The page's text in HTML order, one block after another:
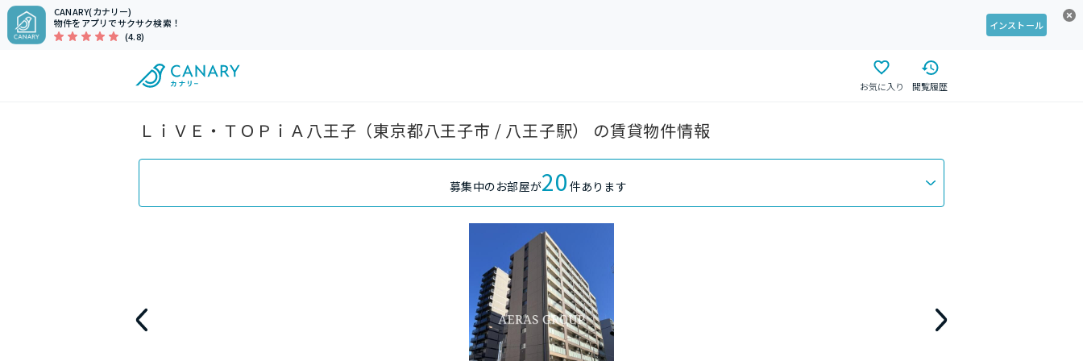
CANARY(カナリー)
物件をアプリでサクサク検索！
(4.8)
インストール
お気に入り 閲覧履歴
ＬｉＶＥ・ＴＯＰｉＡ八王子（東京都八王子市 / 八王子駅） の賃貸物件情報
募集中のお部屋が20 件あります